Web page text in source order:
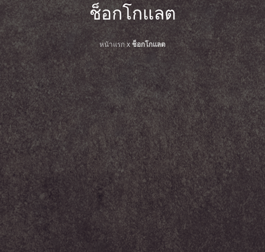
ช็อกโกแลต
หน้าแรกx ช็อกโกแลต